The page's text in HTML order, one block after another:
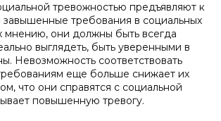
тревожностью предъявляют к
требования в социальных
мнению, они должны быть всегда
выглядеть, быть уверенными в
Невозможность соответствовать
еще больше снижает их
что они справятся с социальной
повышенную тревогу.